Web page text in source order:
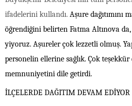
ifadelerini kullandı. Aşure dağıtımını
öğrendiğini belirten Fatma Altınova
yiyoruz. Aşureler çok lezzetli olmuş.
personelin ellerine sağlık. Çok
memnuniyetini dile getirdi.
İLÇELERDE DAĞITIM DEVAM EDİYOR